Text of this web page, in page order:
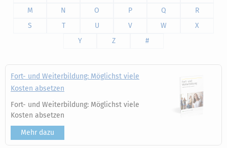
M
N O P Q
R
S
T U V W
X
Y
Z #
Fort- und Weiterbildung: Möglichst viele
Kosten absetzen
Fort- und Weiterbildung: Möglichst viele
Kosten absetzen
Mehr dazu